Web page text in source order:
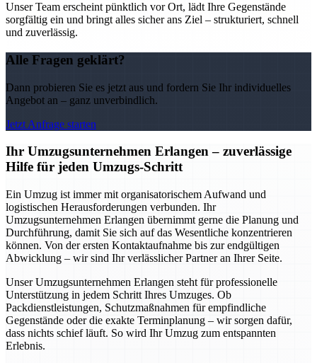
Unser Team erscheint pünktlich vor Ort, lädt Ihre Gegenstände
sorgfältig ein und bringt alles sicher ans Ziel – strukturiert, schnell
und zuverlässig.
Alle Fragen geklärt?
Dann probieren Sie es jetzt aus und fordern Sie Ihr individuelles
Angebot an – ganz unverbindlich.
Jetzt Anfrage starten
Ihr Umzugsunternehmen Erlangen – zuverlässige
Hilfe für jeden Umzugs-Schritt
Ein Umzug ist immer mit organisatorischem Aufwand und
logistischen Herausforderungen verbunden. Ihr
Umzugsunternehmen Erlangen übernimmt gerne die Planung und
Durchführung, damit Sie sich auf das Wesentliche konzentrieren
können. Von der ersten Kontaktaufnahme bis zur endgültigen
Abwicklung – wir sind Ihr verlässlicher Partner an Ihrer Seite.
Unser Umzugsunternehmen Erlangen steht für professionelle
Unterstützung in jedem Schritt Ihres Umzuges. Ob
Packdienstleistungen, Schutzmaßnahmen für empfindliche
Gegenstände oder die exakte Terminplanung – wir sorgen dafür,
dass nichts schief läuft. So wird Ihr Umzug zum entspannten
Erlebnis.